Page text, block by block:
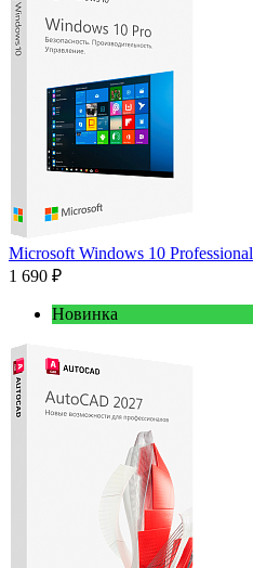
Microsoft Windows 10 Professional
1 690 ₽
Новинка